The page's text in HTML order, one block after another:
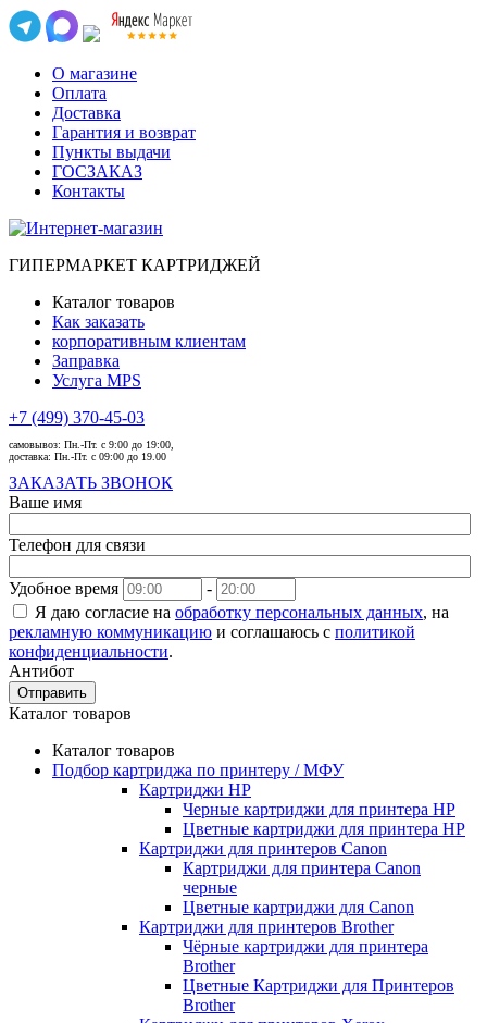
О магазине
Оплата
Доставка
Гарантия и возврат
Пункты выдачи
ГОСЗАКАЗ
Контакты
ГИПЕРМАРКЕТ КАРТРИДЖЕЙ
Каталог товаров
Как заказать
корпоративным клиентам
Заправка
Услуга MPS
+7 (499) 370-45-03
самовывоз: Пн.-Пт. с 9:00 до 19:00,
доставка: Пн.-Пт. с 09:00 до 19.00
ЗАКАЗАТЬ ЗВОНОК
Ваше имя
Телефон для связи
Удобное время
-
Я даю согласие на обработку персональных данных, на
рекламную коммуникацию и соглашаюсь с политикой
конфиденциальности.
Антибот
Отправить
Каталог товаров
Каталог товаров
Подбор картриджа по принтеру / МФУ
Картриджи HP
Черные картриджи для принтера HP
Цветные картриджи для принтера HP
Картриджи для принтеров Сanon
Картриджи для принтера Сanon
черные
Цветные картриджи для Сanon
Картриджи для принтеров Brother
Чёрные картриджи для принтера
Brother
Цветные Картриджи для Принтеров
Brother